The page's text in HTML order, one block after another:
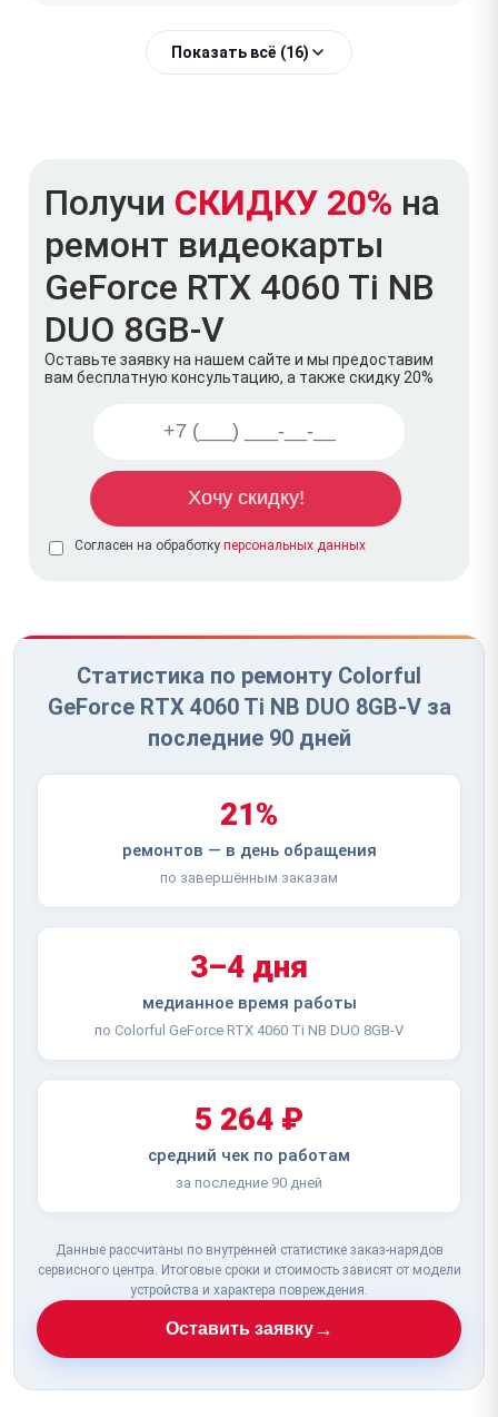
Показать всё (16)
Получи СКИДКУ 20% на
ремонт видеокарты
GeForce RTX 4060 Ti NB
DUO 8GB-V
Оставьте заявку на нашем сайте и мы предоставим
вам бесплатную консультацию, а также скидку 20%
Согласен на обработку персональных данных
Статистика по ремонту Colorful
GeForce RTX 4060 Ti NB DUO 8GB-V за
последние 90 дней
21%
ремонтов — в день обращения
по завершённым заказам
3–4 дня
медианное время работы
по Colorful GeForce RTX 4060 Ti NB DUO 8GB-V
5 264 ₽
средний чек по работам
за последние 90 дней
Данные рассчитаны по внутренней статистике заказ-нарядов
сервисного центра. Итоговые сроки и стоимость зависят от модели
устройства и характера повреждения.
Оставить заявку→